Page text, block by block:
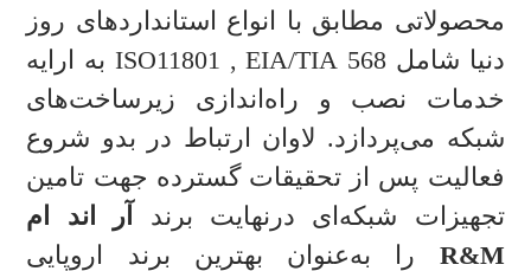
محصولاتی مطابق با انواع استانداردهای روز
دنیا شامل 568 ISO11801 , EIA/TIA به ارایه
خدمات نصب و راه‌اندازی زیرساخت‌های
شبکه می‌پردازد. لاوان ارتباط در بدو شروع
فعالیت پس از تحقیقات گسترده جهت تامین
تجهیزات شبکه‌ای درنهایت برند آر اند ام
R&M
را به‌عنوان بهترین برند اروپایی